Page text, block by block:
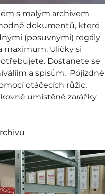
s malým archivem
dokumentů, které
(posuvnými) regály
maximum. Uličky si
Dostanete se
a spisům. Pojízdné
otáčecích růžic,
umístěné zarážky